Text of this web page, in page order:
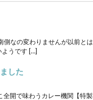
側なの変わりませんが以前と
ようです […]
した
開で味わうカレー機関【特